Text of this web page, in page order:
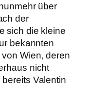
über
der
sich die kleine
bekannten
Wien, deren
nicht
Valentin